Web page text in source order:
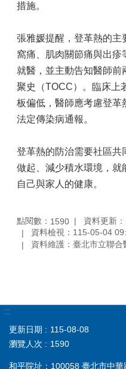
措施。
張雅媛提醒，登革熱的主
窩痛、肌肉關節痛與出
就醫，並主動告知醫師
聚史（TOCC）。臨床上
板偏低，醫師應考慮登
法定傳染病通報。
登革熱的防治需要社區共
做起、減少積水環境，就
自己與家人的健康。
點閱數： 1590
資料更新
資料檢視：115-05-04
資料維護：臺北市立聯合
:::
更新日期
115-08-08
瀏覽人次
1590
和平院址：100058 臺北市中